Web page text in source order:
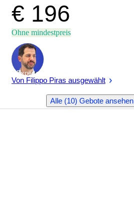
€ 196
Ohne mindestpreis
Experte
Von Filippo Piras ausgewählt
Alle (10) Gebote ansehen